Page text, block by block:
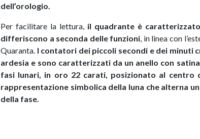
dell’orologio.
Per facilitare la lettura, il quadrante è
differiscono a seconda delle funzioni, in linea con
Quaranta. I contatori dei piccoli secondi e dei minuti
ardesia e sono caratterizzati da un anello con
fasi lunari, in oro 22 carati, posizionato al
rappresentazione simbolica della luna che alterna
della fase.